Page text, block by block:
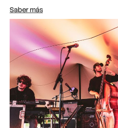
Saber más